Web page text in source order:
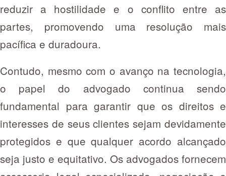
reduzir a hostilidade e o conflito entre as
partes, promovendo uma resolução mais
pacífica e duradoura.
Contudo, mesmo com o avanço na tecnologia,
o papel do advogado continua sendo
fundamental para garantir que os direitos e
interesses de seus clientes sejam devidamente
protegidos e que qualquer acordo alcançado
seja justo e equitativo. Os advogados fornecem